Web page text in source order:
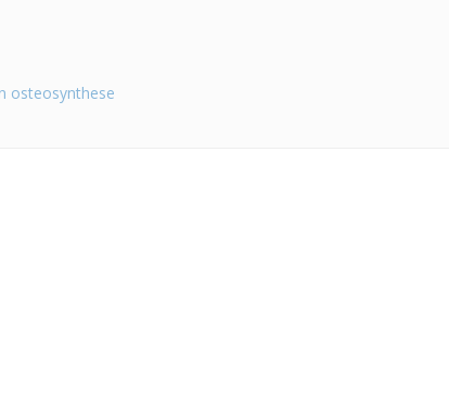
osteosynthese